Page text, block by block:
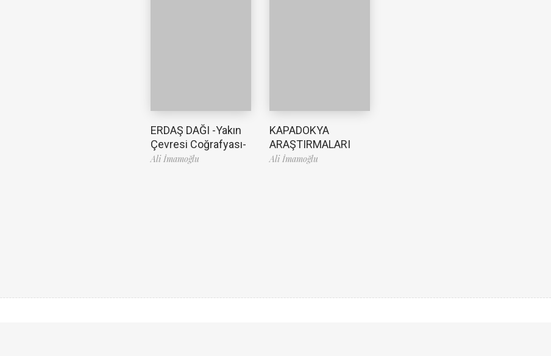
ERDAŞ DAĞI -Yakın
Çevresi Coğrafyası-
Ali İmamoğlu
KAPADOKYA
ARAŞTIRMALARI
Ali İmamoğlu